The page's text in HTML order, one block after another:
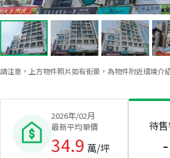
請注意，上方物件照片如有街景，為物件附近環境介
2026年/02月
最新平均單價
34.9 萬/坪
待
-